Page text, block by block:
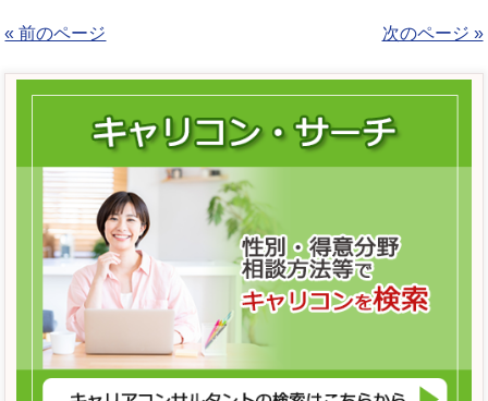
« 前のページ 次のページ »